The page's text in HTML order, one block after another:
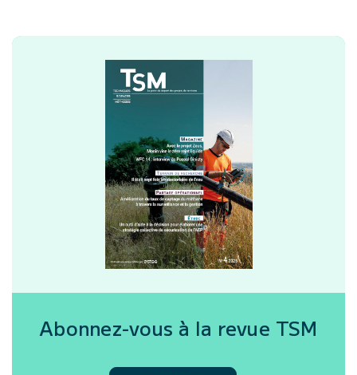
Abonnez-vous à la revue TSM